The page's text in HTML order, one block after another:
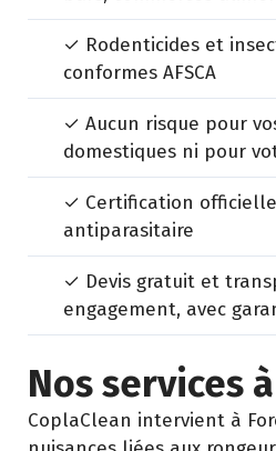
✓ Rodenticides et
conformes AFSCA
✓ Aucun risque pour
domestiques ni pour
✓ Certification
antiparasitaire
✓ Devis gratuit et
engagement, avec
Nos services
CoplaClean intervient à